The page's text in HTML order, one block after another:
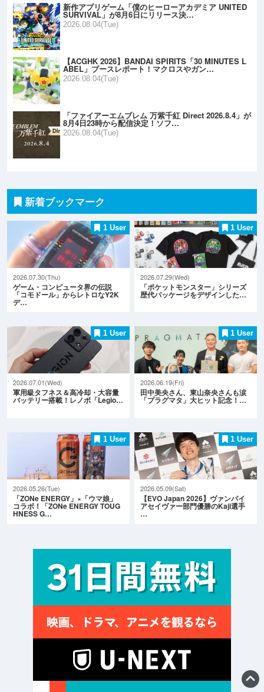
新作アプリゲーム「僕のヒーローアカデミア UNITED
SURVIVAL」が8月6日にリリース決…
2026.08.04(Tue)
【ACGHK 2026】BANDAI SPIRITS「30 MINUTES L
ABEL」ブースレポート！マクロスやガン…
2026.08.04(Tue)
「ファイアーエムブレム 万紫千紅 Direct 2026.8.4」が
8月4日23時から配信決定！ソフ…
2026.08.04(Tue)
新着ブックマーク
1 User
2026.07.30(Thu)
ゲーム・コンピュータ界の伝説
「コモドール」からレトロなY2K
デ…
1 User
2026.07.29(Wed)
「ポケットモンスター」シリーズ
歴代パッケージをデザインした…
1 User
2026.07.01(Wed)
軍用級タフネス＆高冷却・大容量
バッテリー搭載！レノボ「Legio…
1 User
2026.06.19(Fri)
田中美央さん、東山奈央さんも涙
「プラグマタ」大ヒット記念！…
1 User
2026.05.26(Tue)
「ZONe ENERGY」×「ウマ娘」
コラボ！「ZONe ENERGY TOUG
HNESS G…
1 User
2026.05.09(Sat)
【EVO Japan 2026】ヴァンパイ
アセイヴァー部門優勝のKaji選手
…